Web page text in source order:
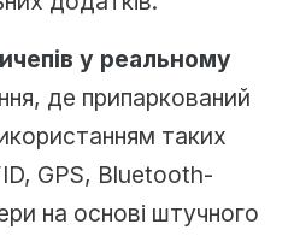
у реальному
де припаркований
таких
GPS, Bluetooth-
на основі штучного